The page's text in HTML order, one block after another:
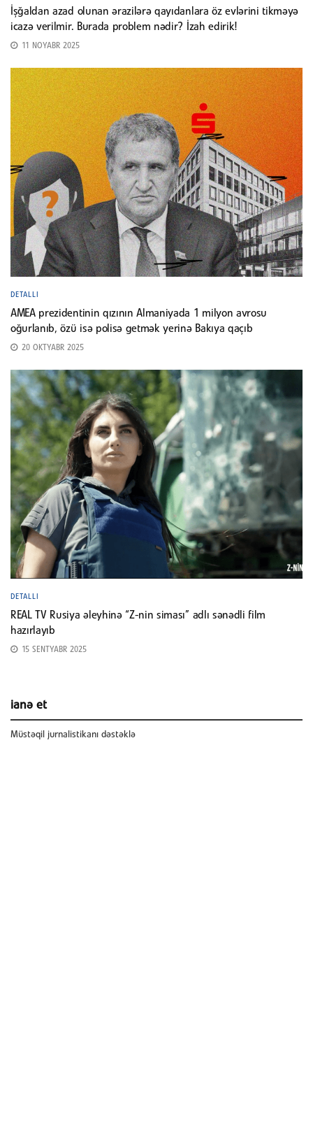
İşğaldan azad olunan ərazilərə qayıdanlara öz evlərini tikməyə
icazə verilmir. Burada problem nədir? İzah edirik!
11 NOYABR 2025
DETALLI
AMEA prezidentinin qızının Almaniyada 1 milyon avrosu
oğurlanıb, özü isə polisə getmək yerinə Bakıya qaçıb
20 OKTYABR 2025
DETALLI
REAL TV Rusiya əleyhinə “Z-nin siması” adlı sənədli film
hazırlayıb
15 SENTYABR 2025
ianə et
Müstəqil jurnalistikanı dəstəklə